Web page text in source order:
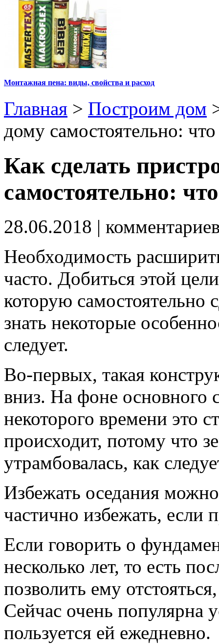
Монтажная пена: виды, свойства и расход
Главная > Построим дом
дому самостоятельно: что
Как сделать
самостоятельно:
28.06.2018 |
Необходимость
часто. Добиться этой
которую самостоятельно
знать некоторые
следует.
Во-первых, такая
вниз. На фоне основного
некоторого времени это
происходит, потому что
утрамбовалась, как
Избежать оседания
частично избежать, если
Если говорить о
несколько лет, то есть
позволить ему
Сейчас очень популярна
пользуется ей ежедневно.